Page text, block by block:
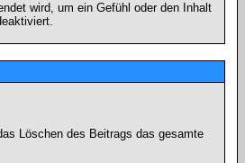
wird, um ein Gefühl oder den Inhalt
Löschen des Beitrags das gesamte